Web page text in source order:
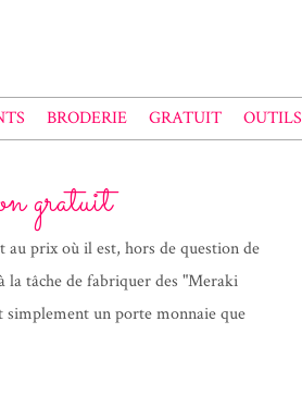
BRODERIE GRATUIT OUTILS
gratuit
au prix où il est, hors de question de
la tâche de fabriquer des "Meraki
simplement un porte monnaie que